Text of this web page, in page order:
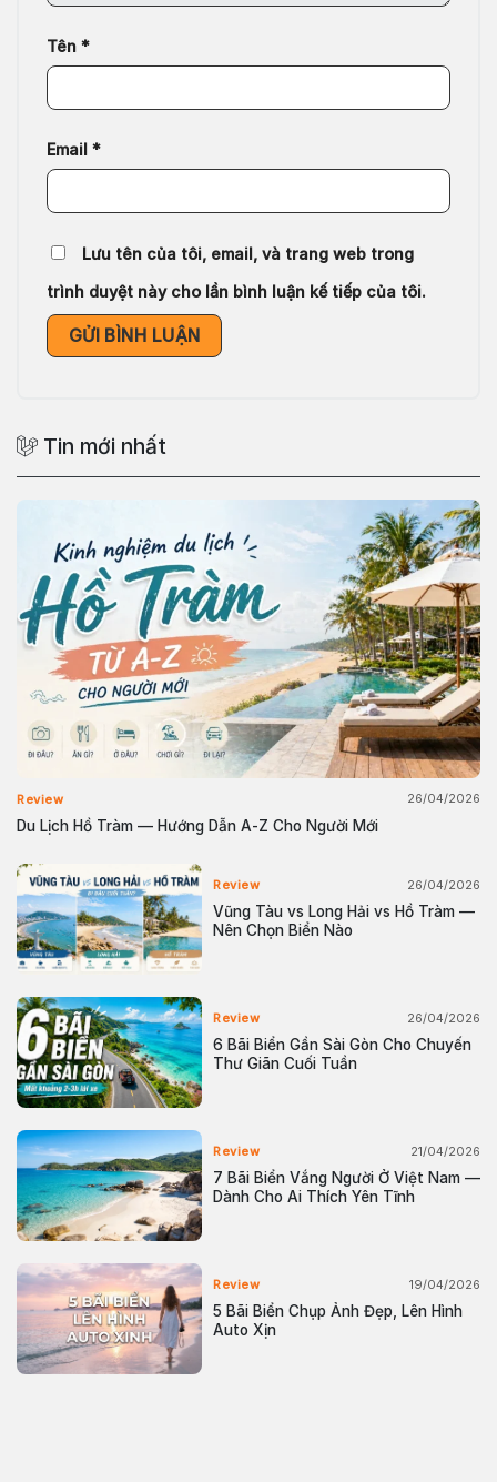
Tên *
Email *
Lưu tên của tôi, email, và trang web trong
trình duyệt này cho lần bình luận kế tiếp của tôi.
Tin mới nhất
Review
Du Lịch Hồ Tràm — Hướng Dẫn A-Z Cho Người Mới
26/04/2026
Review
Vũng Tàu vs Long Hải vs Hồ Tràm —
Nên Chọn Biển Nào
26/04/2026
Review
6 Bãi Biển Gần Sài Gòn Cho Chuyến
Thư Giãn Cuối Tuần
26/04/2026
Review
7 Bãi Biển Vắng Người Ở Việt Nam —
Dành Cho Ai Thích Yên Tĩnh
21/04/2026
Review
5 Bãi Biển Chụp Ảnh Đẹp, Lên Hình
Auto Xịn
19/04/2026